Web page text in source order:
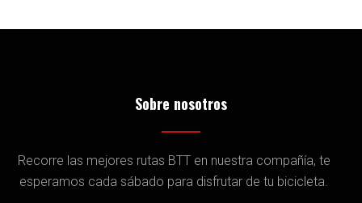
Sobre nosotros
Recorre las mejores rutas BTT en nuestra compañía, te
esperamos cada sábado para disfrutar de tu bicicleta.